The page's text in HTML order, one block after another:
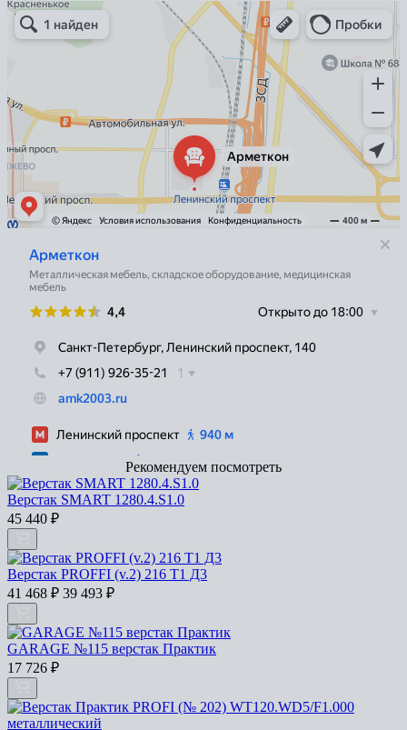
Арметкон
Металлическая мебель в Санкт‑Петербурге
Торговое оборудование в Санкт‑Петербурге
Рекомендуем посмотреть
Верстак SMART 1280.4.S1.0
45 440 ₽
Верстак PROFFI (v.2) 216 Т1 Д3
41 468 ₽ 39 493 ₽
GARAGE №115 верстак Практик
17 726 ₽